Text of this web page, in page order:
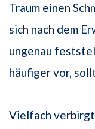
Traum einen
sich nach dem
ungenau
häufiger vor,
Vielfach verbirgt